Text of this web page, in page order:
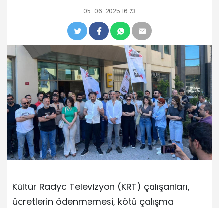
05-06-2025 16:23
Kültür Radyo Televizyon (KRT) çalışanları,
ücretlerin ödenmemesi, kötü çalışma